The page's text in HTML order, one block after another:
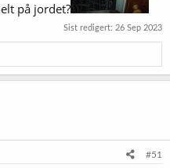
på jordet?
Sist redigert: 26 Sep 2023
#51